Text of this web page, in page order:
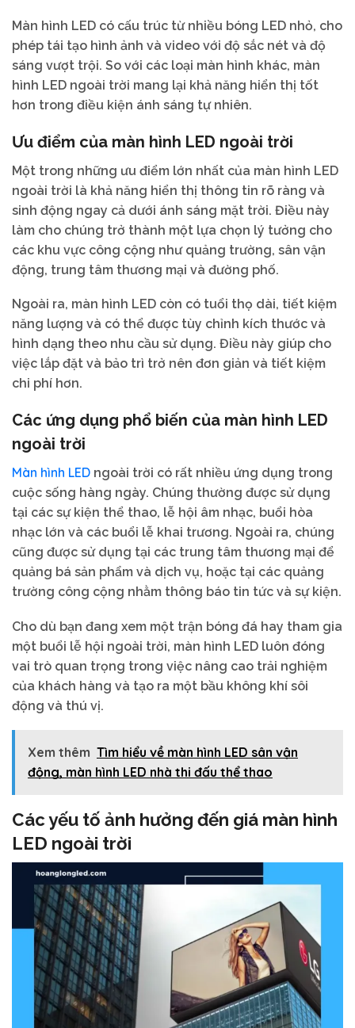
Màn hình LED có cấu trúc từ nhiều bóng LED nhỏ, cho
phép tái tạo hình ảnh và video với độ sắc nét và độ
sáng vượt trội. So với các loại màn hình khác, màn
hình LED ngoài trời mang lại khả năng hiển thị tốt
hơn trong điều kiện ánh sáng tự nhiên.
Ưu điểm của màn hình LED ngoài trời
Một trong những ưu điểm lớn nhất của màn hình LED
ngoài trời là khả năng hiển thị thông tin rõ ràng và
sinh động ngay cả dưới ánh sáng mặt trời. Điều này
làm cho chúng trở thành một lựa chọn lý tưởng cho
các khu vực công cộng như quảng trường, sân vận
động, trung tâm thương mại và đường phố.
Ngoài ra, màn hình LED còn có tuổi thọ dài, tiết kiệm
năng lượng và có thể được tùy chỉnh kích thước và
hình dạng theo nhu cầu sử dụng. Điều này giúp cho
việc lắp đặt và bảo trì trở nên đơn giản và tiết kiệm
chi phí hơn.
Các ứng dụng phổ biến của màn hình LED
ngoài trời
Màn hình LED ngoài trời có rất nhiều ứng dụng trong
cuộc sống hàng ngày. Chúng thường được sử dụng
tại các sự kiện thể thao, lễ hội âm nhạc, buổi hòa
nhạc lớn và các buổi lễ khai trương. Ngoài ra, chúng
cũng được sử dụng tại các trung tâm thương mại để
quảng bá sản phẩm và dịch vụ, hoặc tại các quảng
trường công cộng nhằm thông báo tin tức và sự kiện.
Cho dù bạn đang xem một trận bóng đá hay tham gia
một buổi lễ hội ngoài trời, màn hình LED luôn đóng
vai trò quan trọng trong việc nâng cao trải nghiệm
của khách hàng và tạo ra một bầu không khí sôi
động và thú vị.
Xem thêm Tìm hiểu về màn hình LED sân vận
động, màn hình LED nhà thi đấu thể thao
Các yếu tố ảnh hưởng đến giá màn hình
LED ngoài trời